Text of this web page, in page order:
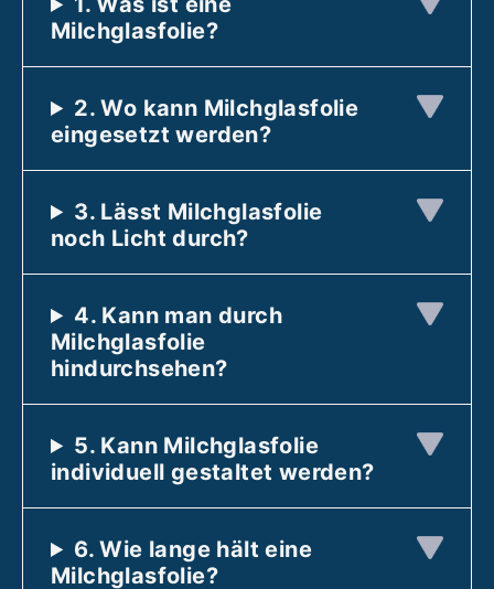
Milchglasfolie?
2. Wo kann Milchglasfolie
eingesetzt werden?
3. Lässt Milchglasfolie
noch Licht durch?
4. Kann man durch
Milchglasfolie
hindurchsehen?
5. Kann Milchglasfolie
individuell gestaltet werden?
6. Wie lange hält eine
Milchglasfolie?